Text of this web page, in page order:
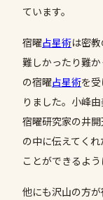
ています。
宿曜占星術は密
難しかったり難
の宿曜占星術を
りました。小峰
宿曜研究家の井
の中に伝えてく
ことができるよう
他にも沢山の方